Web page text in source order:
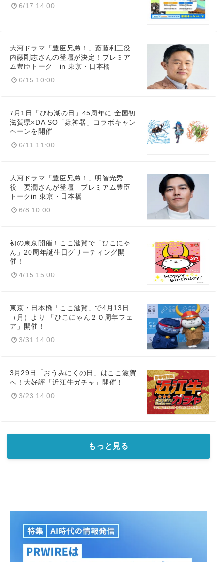
6/17 14:00
大河ドラマ「豊臣兄弟！」斎藤利三役
内藤剛志さんの登壇が決定！プレミア
ム豊臣トーク in 東京・日本橋
6/15 10:00
7月1日「びわ湖の日」45周年に 全国初
滋賀県×DAISO「蟲神器」コラボキャン
ペーンを開催
6/11 11:00
大河ドラマ「豊臣兄弟！」明智光秀
役 要潤さんが登壇！プレミアム豊臣
トークin 東京・日本橋
6/8 10:00
初の東京開催！ここ滋賀で「ひこにゃ
ん」20周年誕生日グリーティング開
催！
4/15 15:00
東京・日本橋「ここ滋賀」で4月13日
（月）より 「ひこにゃん２０周年フェ
ア」開催！
3/31 14:00
3月29日「おうみにくの日」はここ滋賀
へ！大好評「近江牛ガチャ」開催！
3/23 14:00
もっと見る